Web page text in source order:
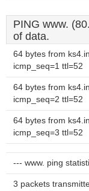
PING www.
of data.
64 bytes from
icmp_seq=1 ttl=52
64 bytes from
icmp_seq=2 ttl=52
64 bytes from
icmp_seq=3 ttl=52
--- www. ping
3 packets